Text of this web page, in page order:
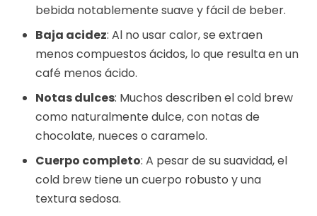
bebida notablemente suave y fácil de beber.
Baja acidez: Al no usar calor, se extraen
menos compuestos ácidos, lo que resulta en un
café menos ácido.
Notas dulces: Muchos describen el cold brew
como naturalmente dulce, con notas de
chocolate, nueces o caramelo.
Cuerpo completo: A pesar de su suavidad, el
cold brew tiene un cuerpo robusto y una
textura sedosa.